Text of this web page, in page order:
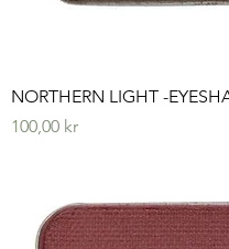
NORTHERN LIGHT -
Pris
100,00 kr